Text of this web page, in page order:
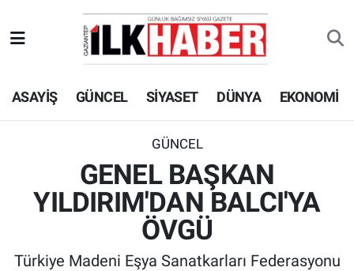
ASAYİŞ GÜNCEL SİYASET DÜNYA EKONOMİ
GÜNCEL
GENEL BAŞKAN
YILDIRIM'DAN BALCI'YA
ÖVGÜ
Türkiye Madeni Eşya Sanatkarları Federasyonu
EKONOMİ
SİYASET
ASAYİŞ
Beyoğlu Hava Durumu
Beyoğlu Trafik Yoğunluk Haritası
Süper Lig Puan Durumu ve Fikstür
Tüm Manşetler
Son Dakika Haberleri
Haber Arşivi